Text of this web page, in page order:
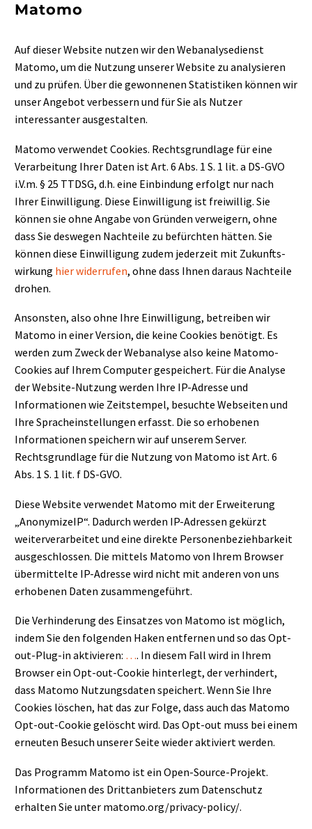
Matomo
Auf dieser Website nutzen wir den Webanalysedienst
Matomo, um die Nutzung unserer Website zu analysieren
und zu prüfen. Über die gewonnenen Statistiken können wir
unser Angebot verbessern und für Sie als Nutzer
interessanter ausgestalten.
Matomo verwendet Cookies. Rechtsgrundlage für eine
Verarbeitung Ihrer Daten ist Art. 6 Abs. 1 S. 1 lit. a DS-GVO
i.V.m. § 25 TTDSG, d.h. eine Einbindung erfolgt nur nach
Ihrer Einwilligung. Diese Einwilligung ist freiwillig. Sie
können sie ohne Angabe von Gründen verweigern, ohne
dass Sie deswegen Nachteile zu befürchten hätten. Sie
können diese Einwilligung zudem jederzeit mit Zukunfts-
wirkung hier widerrufen, ohne dass Ihnen daraus Nachteile
drohen.
Ansonsten, also ohne Ihre Einwilligung, betreiben wir
Matomo in einer Version, die keine Cookies benötigt. Es
werden zum Zweck der Webanalyse also keine Matomo-
Cookies auf Ihrem Computer gespeichert. Für die Analyse
der Website-Nutzung werden Ihre IP-Adresse und
Informationen wie Zeitstempel, besuchte Webseiten und
Ihre Spracheinstellungen erfasst. Die so erhobenen
Informationen speichern wir auf unserem Server.
Rechtsgrundlage für die Nutzung von Matomo ist Art. 6
Abs. 1 S. 1 lit. f DS-GVO.
Diese Website verwendet Matomo mit der Erweiterung
„AnonymizeIP“. Dadurch werden IP-Adressen gekürzt
weiterverarbeitet und eine direkte Personenbeziehbarkeit
ausgeschlossen. Die mittels Matomo von Ihrem Browser
übermittelte IP-Adresse wird nicht mit anderen von uns
erhobenen Daten zusammengeführt.
Die Verhinderung des Einsatzes von Matomo ist möglich,
indem Sie den folgenden Haken entfernen und so das Opt-
out-Plug-in aktivieren: …. In diesem Fall wird in Ihrem
Browser ein Opt-out-Cookie hinterlegt, der verhindert,
dass Matomo Nutzungsdaten speichert. Wenn Sie Ihre
Cookies löschen, hat das zur Folge, dass auch das Matomo
Opt-out-Cookie gelöscht wird. Das Opt-out muss bei einem
erneuten Besuch unserer Seite wieder aktiviert werden.
Das Programm Matomo ist ein Open-Source-Projekt.
Informationen des Drittanbieters zum Datenschutz
erhalten Sie unter matomo.org/privacy-policy/.